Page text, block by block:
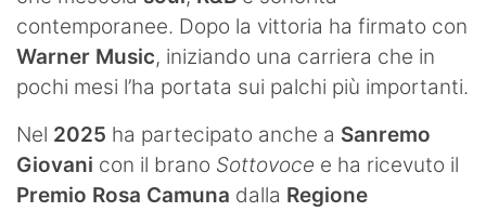
contemporanee. Dopo la vittoria ha firmato con
Warner Music, iniziando una carriera che in
pochi mesi l’ha portata sui palchi più importanti.
Nel 2025 ha partecipato anche a Sanremo
Giovani con il brano Sottovoce e ha ricevuto il
Premio Rosa Camuna dalla Regione